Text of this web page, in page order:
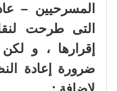
التى طرحت
إقرارها ، و
ضرورة إعادة